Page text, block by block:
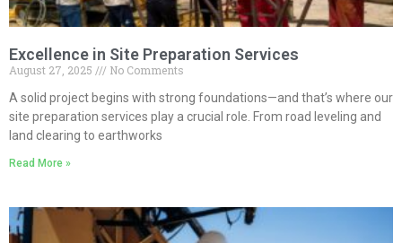
Excellence in Site Preparation Services
August 27, 2025
No Comments
A solid project begins with strong foundations—and that’s where our
site preparation services play a crucial role. From road leveling and
land clearing to earthworks
Read More »